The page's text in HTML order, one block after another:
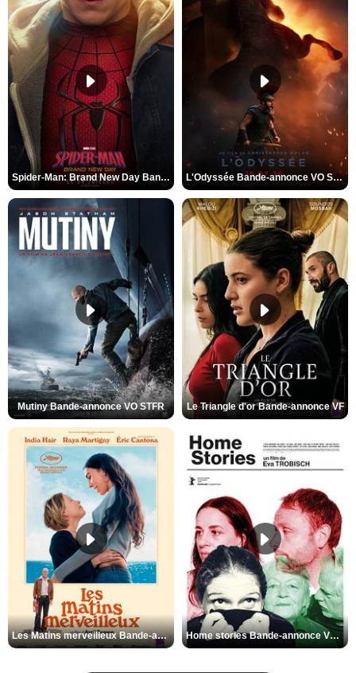
Spider-Man: Brand New Day Bande-annonce VO STFR L'Odyssée Bande-annonce VO STFR
Mutiny Bande-annonce VO STFR Le Triangle d'or Bande-annonce VF
Les Matins merveilleux Bande-annonce VF Home stories Bande-annonce VO STFR